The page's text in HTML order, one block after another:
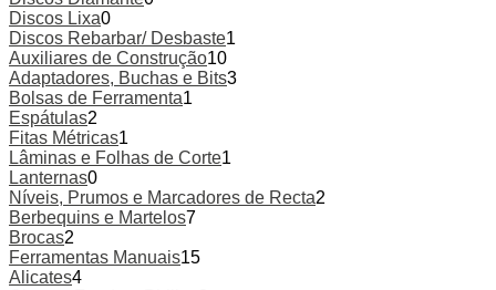
Discos Lixa0
Discos Rebarbar/ Desbaste1
Auxiliares de Construção10
Adaptadores, Buchas e Bits3
Bolsas de Ferramenta1
Espátulas2
Fitas Métricas1
Lâminas e Folhas de Corte1
Lanternas0
Níveis, Prumos e Marcadores de Recta2
Berbequins e Martelos7
Brocas2
Ferramentas Manuais15
Alicates4